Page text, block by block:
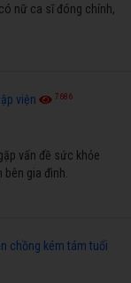
nữ ca sĩ đóng chính,
viện 7686
vấn đề sức khỏe
gia đình.
chồng kém tám tuổi